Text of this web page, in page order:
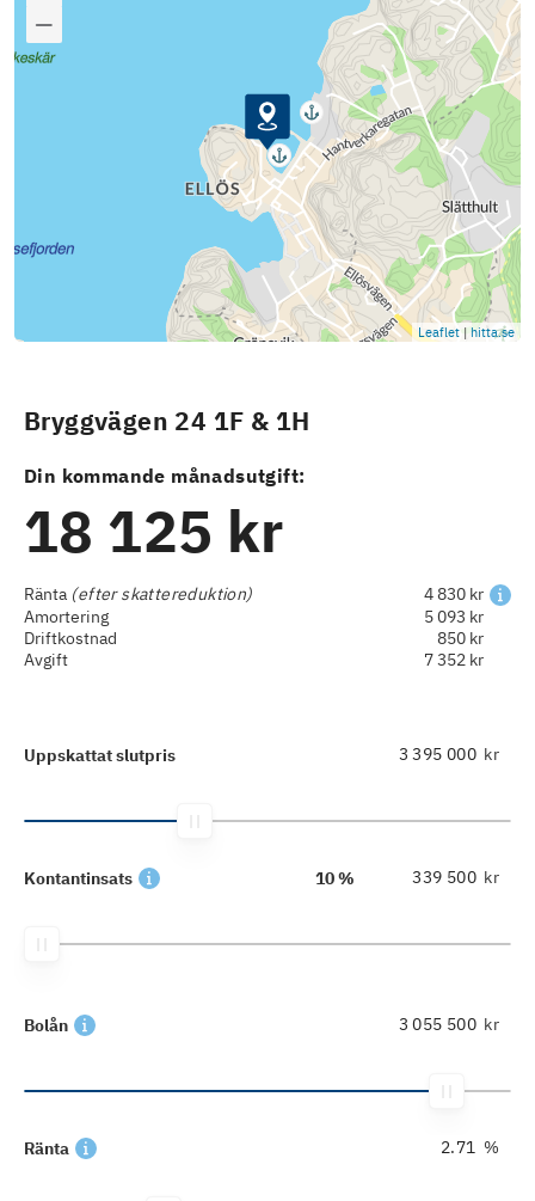
Leaflet | hitta.se
Bryggvägen 24 1F & 1H
Din kommande månadsutgift:
18 125 kr
Ränta (efter skattereduktion)
4 830 kr
Amortering
5 093 kr
Driftkostnad
850 kr
Avgift
7 352 kr
Uppskattat slutpris kr
Kontantinsats 10 % kr
Bolån kr
Ränta %